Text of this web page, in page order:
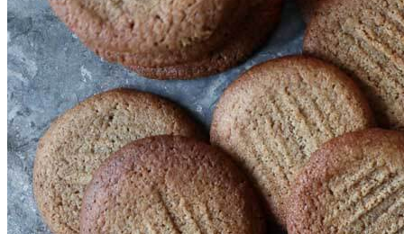
Bæredygtig skønhedspleje
DIY
Keramik
Garn
Uld
OPSKRIFTER
Bagværk
Gærbrød
Boller
Madbrød
Rugbrød
Kiks & knækbrød
Kager